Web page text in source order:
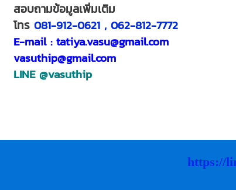
สอบถามข้อมูลเพิ่มเติม
โทร081-912-0621 , 062-812-7772
E-mail : tatiya.vasu@gmail.com
vasuthip@gmail.com
LINE@vasuthip
https://